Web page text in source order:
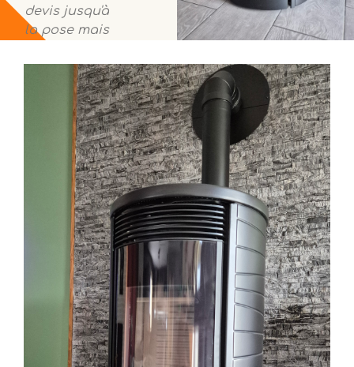
devis jusqu'à
la pose mais
pour l'entre...
Retour aux autres projets